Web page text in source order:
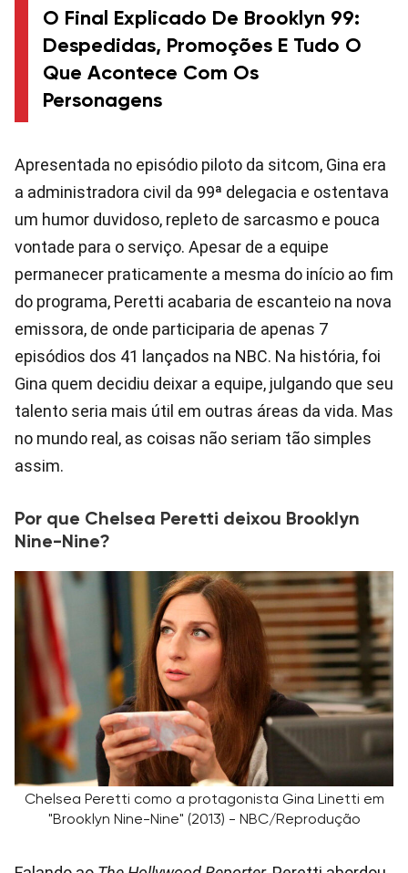
O Final Explicado De Brooklyn 99:
Despedidas, Promoções E Tudo O
Que Acontece Com Os
Personagens
Apresentada no episódio piloto da sitcom, Gina era
a administradora civil da 99ª delegacia e ostentava
um humor duvidoso, repleto de sarcasmo e pouca
vontade para o serviço. Apesar de a equipe
permanecer praticamente a mesma do início ao fim
do programa, Peretti acabaria de escanteio na nova
emissora, de onde participaria de apenas 7
episódios dos 41 lançados na NBC. Na história, foi
Gina quem decidiu deixar a equipe, julgando que seu
talento seria mais útil em outras áreas da vida. Mas
no mundo real, as coisas não seriam tão simples
assim.
Por que Chelsea Peretti deixou Brooklyn
Nine-Nine?
Chelsea Peretti como a protagonista Gina Linetti em
"Brooklyn Nine-Nine" (2013) - NBC/Reprodução